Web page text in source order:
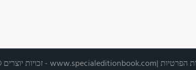
זכויות יוצרים © 2026 גואנגג'ואו היימי הדפסה בע"מ -www.specialeditionbook.com|הפרטיות